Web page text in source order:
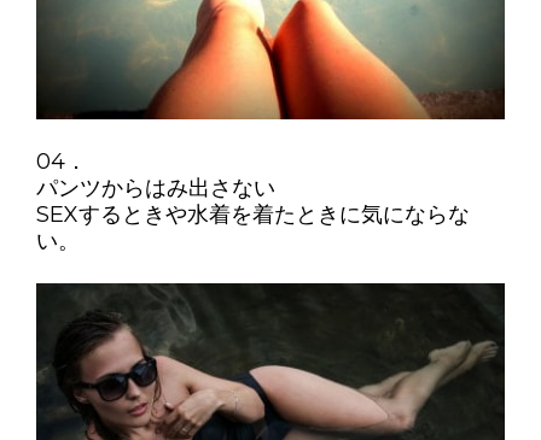
04．
パンツからはみ出さない
SEXするときや水着を着たときに気にならな
い。